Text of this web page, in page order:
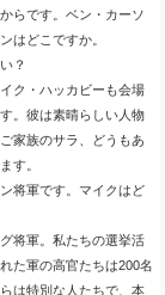
らです。ベン・カーソ
はどこですか。
？
ク・ハッカビーも会場
。彼は素晴らしい人物
家族のサラ、どうもあ
す。
将軍です。マイクはど
将軍。私たちの選挙活
た軍の高官たちは200名
は特別な人たちで、本